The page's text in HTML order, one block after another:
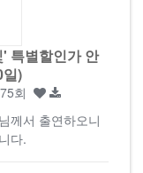
특별할인가 안
)
회
께서 출연하오니
다.